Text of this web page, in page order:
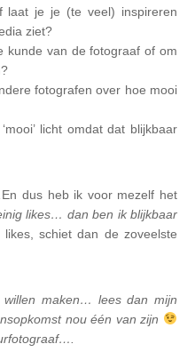
laat je je (te veel) inspireren
ziet?
kunde van de fotograaf of om
fotografen over hoe mooi
licht omdat dat blijkbaar
dus heb ik voor mezelf het
likes… dan ben ik blijkbaar
schiet dan de zoveelste
maken… lees dan mijn
nou één van zijn